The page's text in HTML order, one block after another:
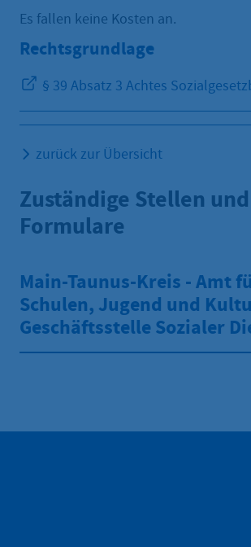
Es fallen keine Kosten an.
Rechtsgrundlage
§ 39 Absatz 3 Achtes
zurück zur Übersicht
Zuständige Stellen und
Formulare
Main-Taunus-Kreis - Amt
Schulen, Jugend und
Geschäftsstelle Sozialer